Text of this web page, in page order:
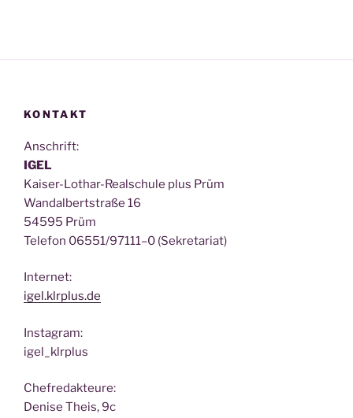
KONTAKT
Anschrift:
IGEL
Kai­ser-Lothar-Real­schu­le plus Prüm
Wan­dal­bert­stra­ße 16
54595 Prüm
Tele­fon 06551/97111–0 (Sekre­ta­ri­at)
Inter­net:
igel.klrplus.de
Insta­gram:
igel_klrplus
Chef­re­dak­teu­re:
Deni­se Theis, 9c